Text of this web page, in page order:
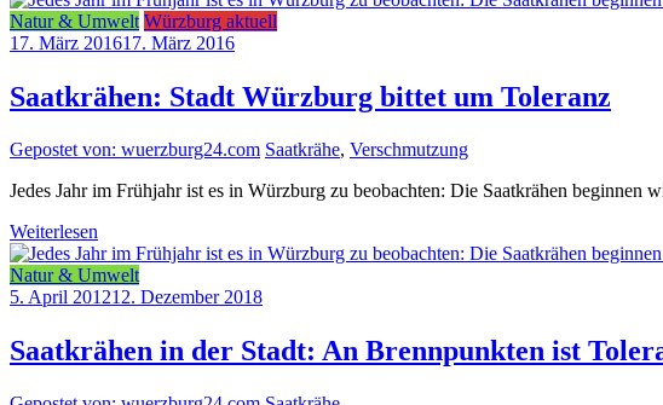
Natur & Umwelt Würzburg aktuell
17. März 201617. März 2016
Saatkrähen: Stadt Würzburg bittet um Toleranz
Gepostet von: wuerzburg24.com Saatkrähe, Verschmutzung
Jedes Jahr im Frühjahr ist es in Würzburg zu beobachten: Die Saatkrähen beginnen
Weiterlesen
Natur & Umwelt
5. April 201212. Dezember 2018
Saatkrähen in der Stadt: An Brennpunkten ist